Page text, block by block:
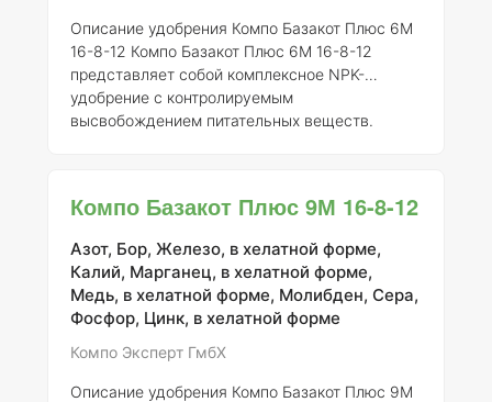
Описание удобрения Компо Базакот Плюс 6М
16-8-12
представляет собой комплексное NPK-
удобрение с контролируемым
высвобождением питательных веществ.
высвобождение элементов питания в течение
климатически адаптированного
высвобождения (CAR) позволяет питательным
веществам быть доступными для растений в
зависимости от температурных условий. Это
свойство делает удобрение эффекти
Компо Базакот Плюс 9М 16-8-12
Азот, Бор, Железо, в хелатной форме,
Калий, Марганец, в хелатной форме,
Медь, в хелатной форме, Молибден, Сера,
Фосфор, Цинк, в хелатной форме
Компо Эксперт ГмбХ
Описание удобрения Компо Базакот Плюс 9М